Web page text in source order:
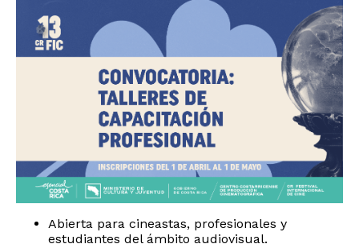
Abierta para cineastas, profesionales y
estudiantes del ámbito audiovisual.